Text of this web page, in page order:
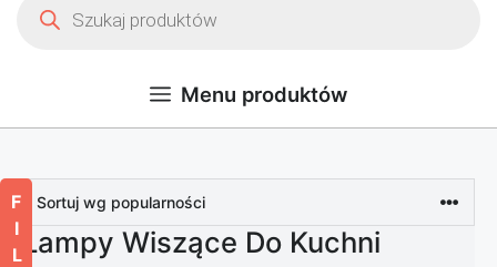
Menu produktów
F
I
L Lampy Wiszące Do Kuchni